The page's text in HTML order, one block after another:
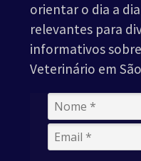
orientar o dia a
relevantes para
informativos
Veterinário em